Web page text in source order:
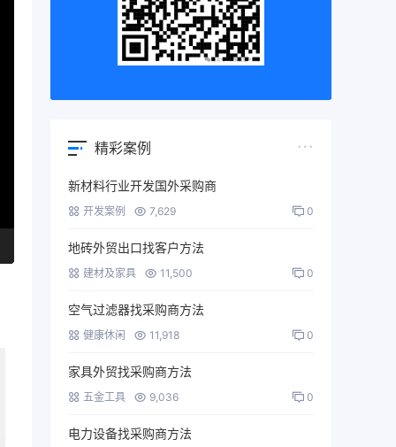
精彩案例
新材料行业开发国外采购商
开发案例 7,629 0
地砖外贸出口找客户方法
建材及家具 11,500 0
空气过滤器找采购商方法
健康休闲 11,918 0
家具外贸找采购商方法
五金工具 9,036 0
电力设备找采购商方法